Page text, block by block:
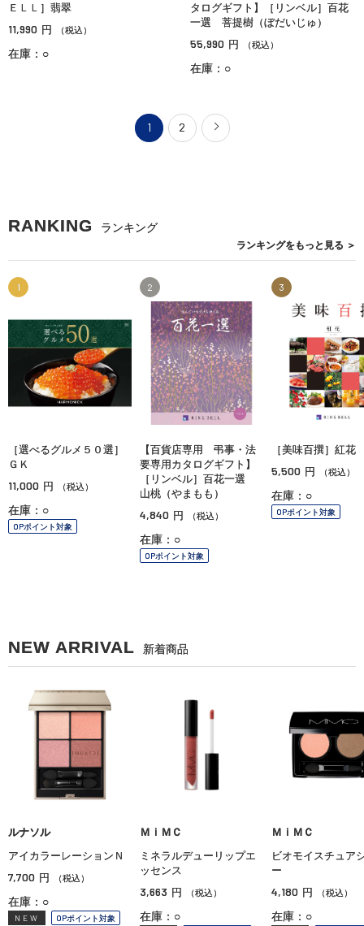
ＥＬＬ］翡翠
11,990 円 （税込）
在庫：○
タログギフト】［リンベル］百花
一選 菩提樹（ぼだいじゅ）
55,990 円 （税込）
在庫：○
1 2
RANKING ランキング
ランキングをもっと見る ＞
1
［選べるグルメ５０選］
ＧＫ
11,000 円 （税込）
在庫：○
OPポイント対象
2
【百貨店専用 弔事・法
要専用カタログギフト】
［リンベル］百花一選
山桃（やまもも）
4,840 円 （税込）
在庫：○
OPポイント対象
3
［美味百撰］紅花
5,500 円 （税込）
在庫：○
OPポイント対象
NEW ARRIVAL 新着商品
ルナソル
アイカラーレーションＮ
7,700 円 （税込）
在庫：○
NEW OPポイント対象
ＭｉＭＣ
ミネラルデューリップエ
ッセンス
3,663 円 （税込）
在庫：○
ＭｉＭＣ
ビオモイスチュア
ー
4,180 円 （税込）
在庫：○